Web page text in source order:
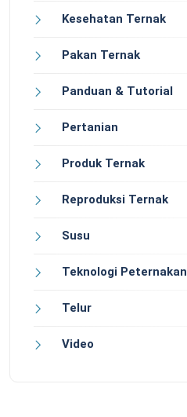
Kesehatan Ternak
Pakan Ternak
Panduan & Tutorial
Pertanian
Produk Ternak
Reproduksi Ternak
Susu
Teknologi Peternakan
Telur
Video